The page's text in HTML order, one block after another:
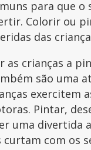
para que o
Colorir ou
das
as crianças a
são uma
exercitem
Pintar,
uma divertida
curtam com os